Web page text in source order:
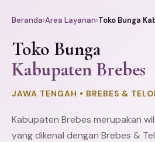
Beranda›Area Layanan›Toko Bunga
Toko Bunga
Kabupaten Brebes
JAWA TENGAH • BREBES &
Kabupaten Brebes merupakan
yang dikenal dengan Brebes &